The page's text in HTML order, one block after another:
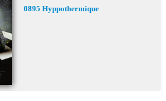
0895 Hyppothermique